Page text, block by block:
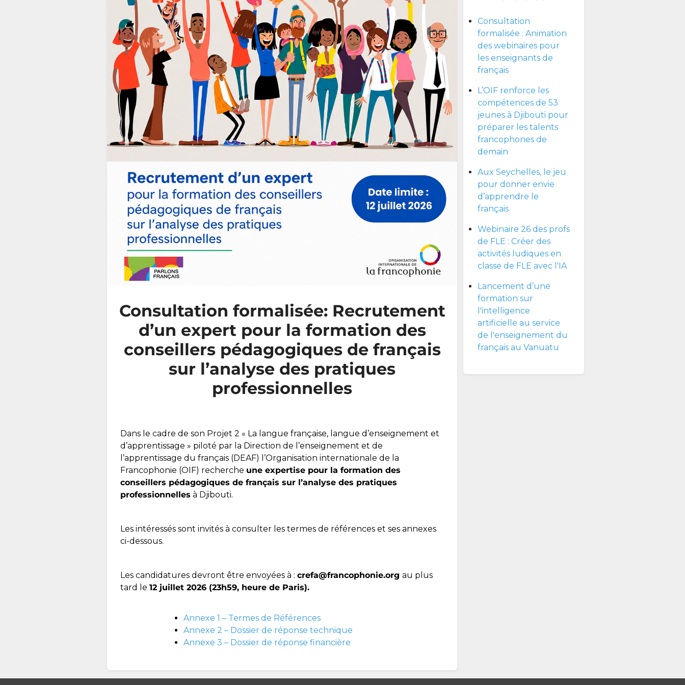
Consultation formalisée: Recrutement
d’un expert pour la formation des
conseillers pédagogiques de français
sur l’analyse des pratiques
professionnelles
Dans le cadre de son Projet 2 « La langue française, langue d’enseignement et
d’apprentissage » piloté par la Direction de l’enseignement et de
l’apprentissage du français (DEAF) l’Organisation internationale de la
Francophonie (OIF) recherche une expertise pour la formation des
conseillers pédagogiques de français sur l’analyse des pratiques
professionnelles à Djibouti.
Les intéressés sont invités à consulter les termes de références et ses annexes
ci-dessous.
Les candidatures devront être envoyées à : crefa@francophonie.org au plus
tard le 12 juillet 2026 (23h59, heure de Paris).
Annexe 1 – Termes de Références
Annexe 2 – Dossier de réponse technique
Annexe 3 – Dossier de réponse financière
Consultation
formalisée : Animation
des webinaires pour
les enseignants de
français
L’OIF renforce les
compétences de 53
jeunes à Djibouti pour
préparer les talents
francophones de
demain
Aux Seychelles, le jeu
pour donner envie
d’apprendre le
français
Webinaire 26 des profs
de FLE : Créer des
activités ludiques en
classe de FLE avec l'IA
Lancement d’une
formation sur
l'intelligence
artificielle au service
de l'enseignement du
français au Vanuatu